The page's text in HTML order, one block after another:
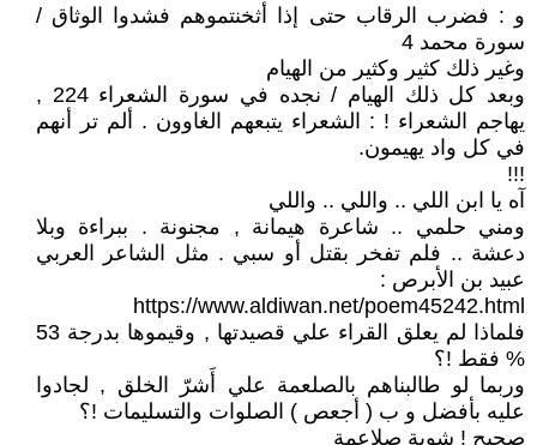
و : فضرب الرقاب حتى إذا أثخنتموهم فشدوا الوثاق /
سورة محمد 4
وغير ذلك كثير وكثير من الهيام
وبعد كل ذلك الهيام / نجده في سورة الشعراء 224 ,
يهاجم الشعراء ! : الشعراء يتبعهم الغاوون . ألم تر أنهم
في كل واد يهيمون.
!!!
آه يا ابن اللي .. واللي .. واللي
ومني حلمي .. شاعرة هيمانة , مجنونة . ببراءة وبلا
دعشة .. فلم تفخر بقتل أو سبي . مثل الشاعر العربي
عبيد بن الأبرص :
https://www.aldiwan.net/poem45242.html
فلماذا لم يعلق القراء علي قصيدتها , وقيموها بدرجة 53
% فقط !؟
وربما لو طالبناهم بالصلعمة علي أَشرّ الخلق , لجادوا
عليه بأفضل و ب ( أجعص ) الصلوات والتسليمات !؟
صحيح ! شوية صلاعمة